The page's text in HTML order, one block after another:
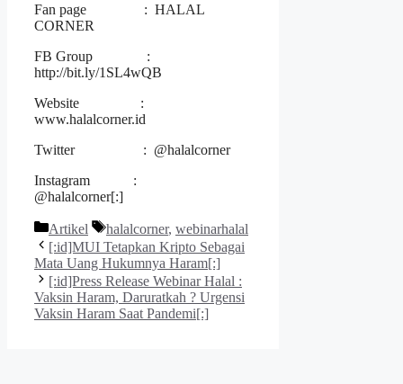
Fan page : HALAL
CORNER
FB Group :
http://bit.ly/1SL4wQB
Website :
www.halalcorner.id
Twitter : @halalcorner
Instagram :
@halalcorner[:]
Kategori
Artikel Tag
halalcorner, webinarhalal
[:id]MUI Tetapkan Kripto Sebagai
Mata Uang Hukumnya Haram[:]
[:id]Press Release Webinar Halal :
Vaksin Haram, Daruratkah ? Urgensi
Vaksin Haram Saat Pandemi[:]